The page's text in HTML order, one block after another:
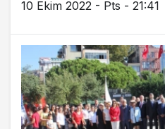
10 Ekim 2022 - Pts - 21:41